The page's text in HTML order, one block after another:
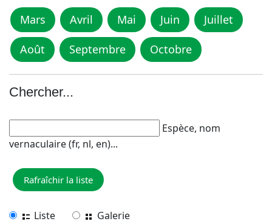
Mars Avril Mai Juin Juillet
Août Septembre Octobre
Chercher...
Espèce, nom
vernaculaire (fr, nl, en)...
Liste Galerie